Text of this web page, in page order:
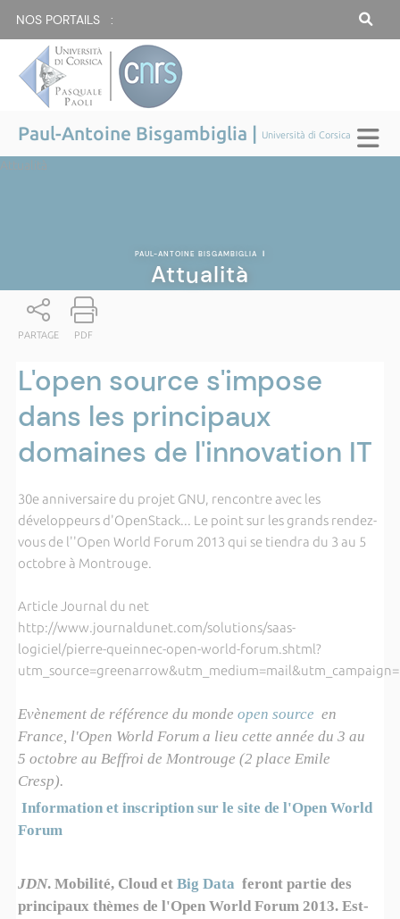
NOS PORTAILS :
Paul-Antoine Bisgambiglia | Università di Corsica
Attualità
PAUL-ANTOINE BISGAMBIGLIA |
Attualità
PARTAGE PDF
L'open source s'impose
dans les principaux
domaines de l'innovation IT
30e anniversaire du projet GNU, rencontre avec les
développeurs d'OpenStack... Le point sur les grands rendez-
vous de l''Open World Forum 2013 qui se tiendra du 3 au 5
octobre à Montrouge.
Article Journal du net
http://www.journaldunet.com/solutions/saas-
logiciel/pierre-queinnec-open-world-forum.shtml?
Evènement de référence du monde open source en
France, l'Open World Forum a lieu cette année du 3 au
5 octobre au Beffroi de Montrouge (2 place Emile
Cresp).
Information et inscription sur le site de l'Open World
Forum
JDN. Mobilité, Cloud et Big Data feront partie des
principaux thèmes de l'Open World Forum 2013. Est-